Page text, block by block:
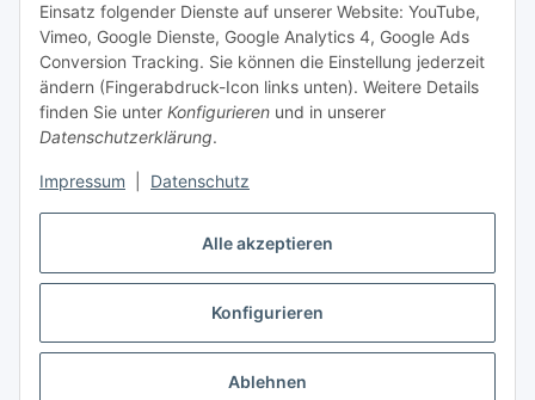
Alle akzeptieren
Konfigurieren
Ablehnen
Einsatz folgender Dienste auf unserer Website: YouTube,
Vimeo, Google Dienste, Google Analytics 4, Google Ads
Conversion Tracking. Sie können die Einstellung jederzeit
ändern (Fingerabdruck-Icon links unten). Weitere Details
finden Sie unter Konfigurieren und in unserer
Datenschutzerklärung.
Impressum Datenschutz
Vorkasse per Überweisung
Zahlung per PayPal
Zahlung per Google Pay (PayPal)
Zahlung per Apple Pay (PayPal)
Zahlung per amazon payments
FAQ
Weitere Informationen
Vertrag widerrufen
* Alle Preise inkl. gesetzlicher USt., zzgl.Versand